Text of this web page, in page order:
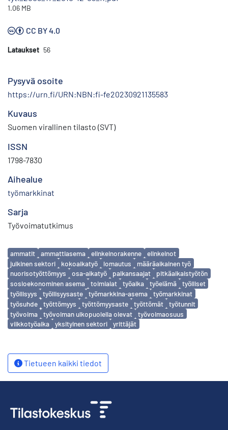
1.06 MB
CC BY 4.0
Lataukset 56
Pysyvä osoite
https://urn.fi/URN:NBN:fi-fe20230921135583
Kuvaus
Suomen virallinen tilasto (SVT)
ISSN
1798-7830
Aihealue
työmarkkinat
Sarja
Työvoimatutkimus
Avainsanat
ammatit ammattiasema elinkeinorakenne
elinkeinot
julkinen sektori
kokoaikatyö lomautus
määräaikainen työ
nuorisotyöttömyys
osa-aikatyö palkansaajat
pitkäaikaistyötön
sosioekonominen asema
toimialat työaika työelämä
työlliset
työllisyys
työllisyysaste työmarkkina-asema
työmarkkinat
työsuhde
työttömyys työttömyysaste työttömät
työtunnit
työvoima
työvoiman ulkopuolella olevat
työvoimaosuus
viikkotyöaika
yksityinen sektori yrittäjät
Tietueen kaikki tiedot